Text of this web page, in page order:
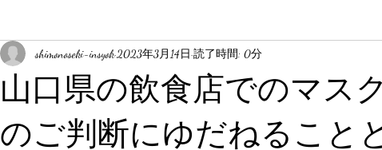
山口県の飲食店でのマス
のご判断にゆだねること
shimonoseki-insyok2023年3月14日 読了時間: 0分